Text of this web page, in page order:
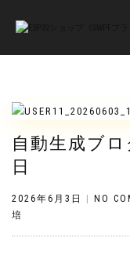
自動生成ブ
日
2026年6月3日 NO
培